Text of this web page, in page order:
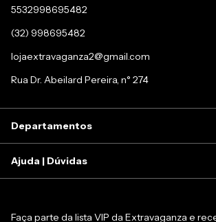
5532998695482
(32) 998695482
lojaextravaganza2@gmail.com
Rua Dr. Abeilard Pereira, n° 274
Departamentos
Ajuda | Dúvidas
Faça parte da lista VIP da Extravaganza e